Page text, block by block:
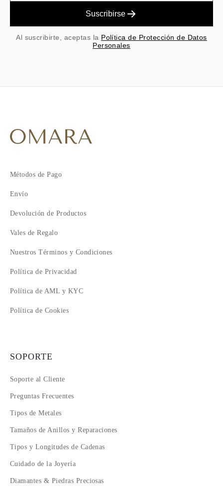
Suscribirse
Al suscribirte, aceptas la Política de Protección de Datos
Personales
Métodos de Pago
Envío
Devolución de Productos
Vales de Regalo
Nuestros Términos y Condiciones
Política de Privacidad
Política de AML y KYC
Política de Cookies
SOPORTE
Soporte al Cliente
Preguntas Frecuentes
Tipos de Metales
Tamaños de Anillos y Reparaciones
Tipos y Longitudes de Cadenas
Cuidado de la Joyería
Diamantes & Piedras Preciosas